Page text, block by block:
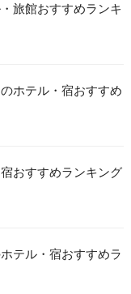
旅館おすすめランキ
ホテル・宿おすすめ
おすすめランキング
テル・宿おすすめラ